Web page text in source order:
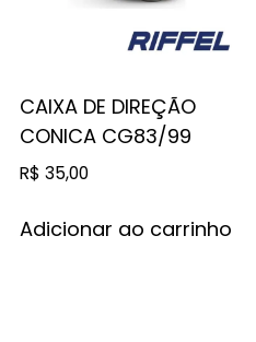
CAIXA DE DIREÇÃO
CONICA CG83/99
R$ 35,00
Adicionar ao carrinho